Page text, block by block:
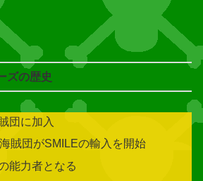
ズの歴史
団に加入
賊団がSMILEの輸入を開始
能力者となる